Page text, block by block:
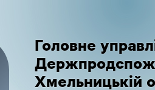
Головне
Хмельницькій